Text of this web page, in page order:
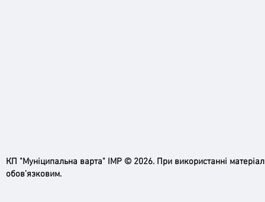
КП "Муніципальна варта" ІМР © 2026. При використанні
обов’язковим.